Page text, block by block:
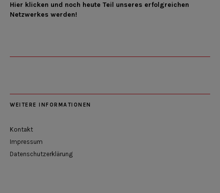
Hier klicken und noch heute Teil unseres erfolgreichen
Netzwerkes werden!
WEITERE INFORMATIONEN
Kontakt
Impressum
Datenschutzerklärung